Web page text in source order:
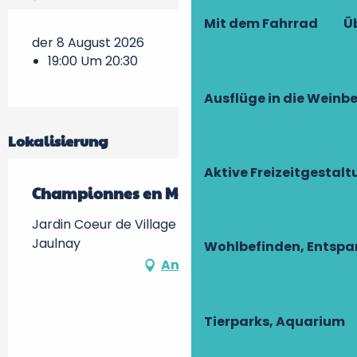
Mit dem Fahrrad
Ausflüge in die
Aktive
Wohlbefinden,
Tierparks, Aquarium
der 8 August 2026
19:00 Um 20:30
Lokalisierung
Championnes en Meute
Jardin Coeur de Village à Jaulnay -, 37120
Jaulnay
Anfahrt